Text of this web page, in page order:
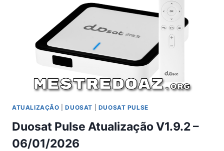
17/01/2026
ATUALIZAÇÃO |DUOSAT DUOSAT PULSE
Duosat Pulse Atualização V1.9.2 –
06/01/2026